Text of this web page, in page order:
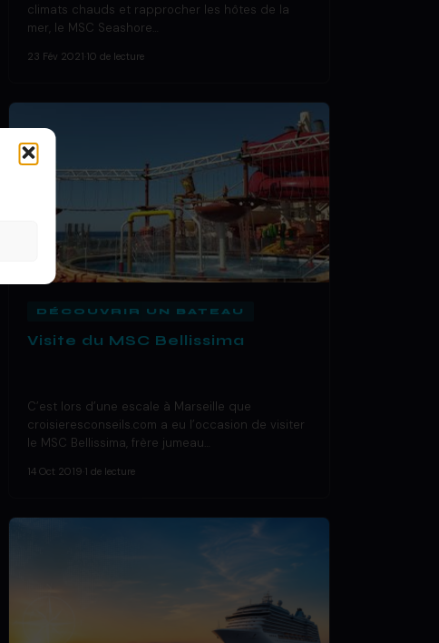
climats chauds et rapprocher les hôtes de la
mer, le MSC Seashore…
23 Fév 2021 10 de lecture
DÉCOUVRIR UN BATEAU
Visite du MSC Bellissima
C’est lors d’une escale à Marseille que
croisieresconseils.com a eu l’occasion de visiter
le MSC Bellissima, frère jumeau…
14 Oct 2019 1 de lecture